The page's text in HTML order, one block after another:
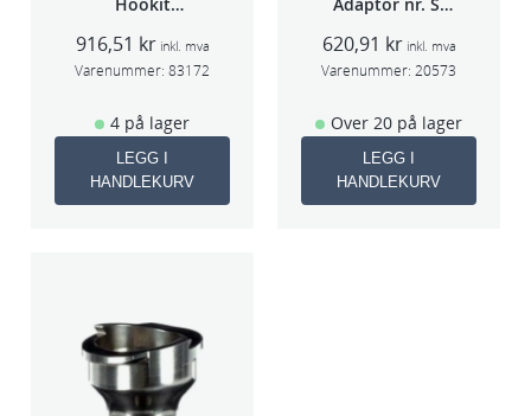
Hookit
50663
916,51 kr inkl. mva
Varenummer: 83172
4 på lager
LEGG I
HANDLEKURV
Adaptor nr. S-
620,91 kr inkl. mva
Varenummer: 20573
Over 20 på lager
LEGG I
HANDLEKURV